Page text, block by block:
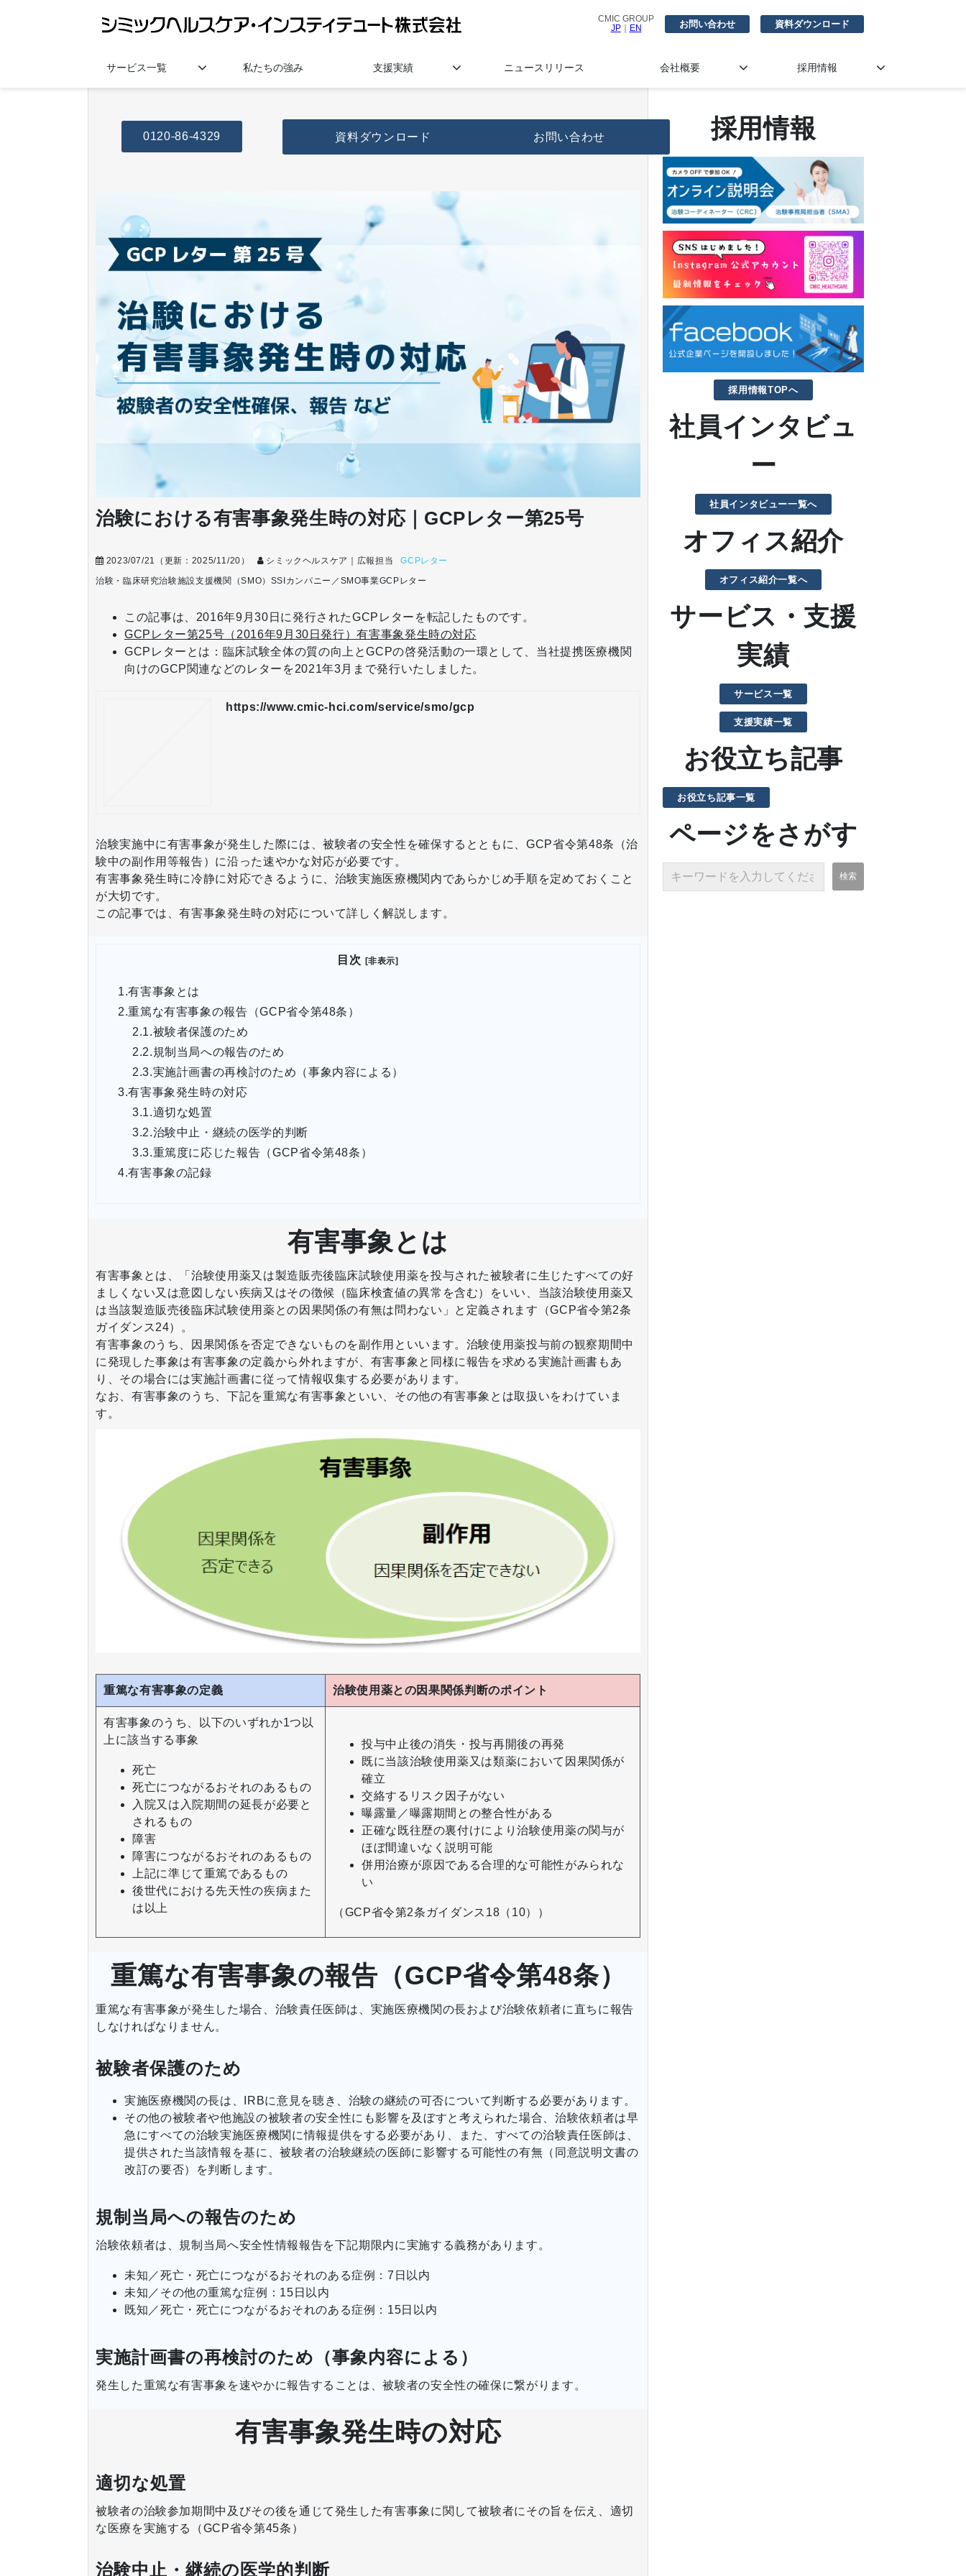
CMIC GROUP
JP｜ EN お問い合わせ 資料ダウンロード
サービス一覧 私たちの強み 支援実績 ニュースリリース 会社概要 採用情報
0120-86-4329 資料ダウンロード お問い合わせ
治験における有害事象発生時の対応｜GCPレター第25号
2023/07/21 （更新： 2025/11/20 ） シミックヘルスケア｜広報担当
GCPレター
治験・臨床研究治験施設支援機関（SMO） SSIカンパニー／SMO事業GCPレター
この記事は、2016年9月30日に発行されたGCPレターを転記したものです。
GCPレター第25号（2016年9月30日発行）有害事象発生時の対応
GCPレターとは：臨床試験全体の質の向上とGCPの啓発活動の一環として、当社提携医療機関
向けのGCP関連などのレターを2021年3月まで発行いたしました。
https://www.cmic-hci.com/service/smo/gcp
治験実施中に有害事象が発生した際には、被験者の安全性を確保するとともに、GCP省令第48条（治
験中の副作用等報告）に沿った速やかな対応が必要です。
有害事象発生時に冷静に対応できるように、治験実施医療機関内であらかじめ手順を定めておくこと
が大切です。
この記事では、有害事象発生時の対応について詳しく解説します。
目次 [非表示]
1.有害事象とは
2.重篤な有害事象の報告（GCP省令第48条）
2.1.被験者保護のため
2.2.規制当局への報告のため
2.3.実施計画書の再検討のため（事象内容による）
3.有害事象発生時の対応
3.1.適切な処置
3.2.治験中止・継続の医学的判断
3.3.重篤度に応じた報告（GCP省令第48条）
4.有害事象の記録
有害事象とは
有害事象とは、「治験使用薬又は製造販売後臨床試験使用薬を投与された被験者に生じたすべての好
ましくない又は意図しない疾病又はその徴候（臨床検査値の異常を含む）をいい、当該治験使用薬又
は当該製造販売後臨床試験使用薬との因果関係の有無は問わない」と定義されます（GCP省令第2条
ガイダンス24）。
有害事象のうち、因果関係を否定できないものを副作用といいます。治験使用薬投与前の観察期間中
に発現した事象は有害事象の定義から外れますが、有害事象と同様に報告を求める実施計画書もあ
り、その場合には実施計画書に従って情報収集する必要があります。
なお、有害事象のうち、下記を重篤な有害事象といい、その他の有害事象とは取扱いをわけていま
す。
重篤な有害事象の定義 治験使用薬との因果関係判断のポイント
有害事象のうち、以下のいずれか1つ以
上に該当する事象
死亡
死亡につながるおそれのあるもの
入院又は入院期間の延長が必要と
されるもの
障害
障害につながるおそれのあるもの
上記に準じて重篤であるもの
後世代における先天性の疾病また
は以上
投与中止後の消失・投与再開後の再発
既に当該治験使用薬又は類薬において因果関係が
確立
交絡するリスク因子がない
曝露量／曝露期間との整合性がある
正確な既往歴の裏付けにより治験使用薬の関与が
ほぼ間違いなく説明可能
併用治療が原因である合理的な可能性がみられな
い
（GCP省令第2条ガイダンス18（10））
重篤な有害事象の報告（GCP省令第48条）
重篤な有害事象が発生した場合、治験責任医師は、実施医療機関の長および治験依頼者に直ちに報告
しなければなりません。
被験者保護のため
実施医療機関の長は、IRBに意見を聴き、治験の継続の可否について判断する必要があります。
その他の被験者や他施設の被験者の安全性にも影響を及ぼすと考えられた場合、治験依頼者は早
急にすべての治験実施医療機関に情報提供をする必要があり、また、すべての治験責任医師は、
提供された当該情報を基に、被験者の治験継続の医師に影響する可能性の有無（同意説明文書の
改訂の要否）を判断します。
規制当局への報告のため
治験依頼者は、規制当局へ安全性情報報告を下記期限内に実施する義務があります。
未知／死亡・死亡につながるおそれのある症例：7日以内
未知／その他の重篤な症例：15日以内
既知／死亡・死亡につながるおそれのある症例：15日以内
実施計画書の再検討のため（事象内容による）
発生した重篤な有害事象を速やかに報告することは、被験者の安全性の確保に繋がります。
有害事象発生時の対応
適切な処置
被験者の治験参加期間中及びその後を通じて発生した有害事象に関して被験者にその旨を伝え、適切
な医療を実施する（GCP省令第45条）
治験中止・継続の医学的判断
採用情報
採用情報TOPへ
社員インタビュ
ー
社員インタビュー一覧へ
オフィス紹介
オフィス紹介一覧へ
サービス・支援
実績
サービス一覧
支援実績一覧
お役立ち記事
お役立ち記事一覧
ページをさがす